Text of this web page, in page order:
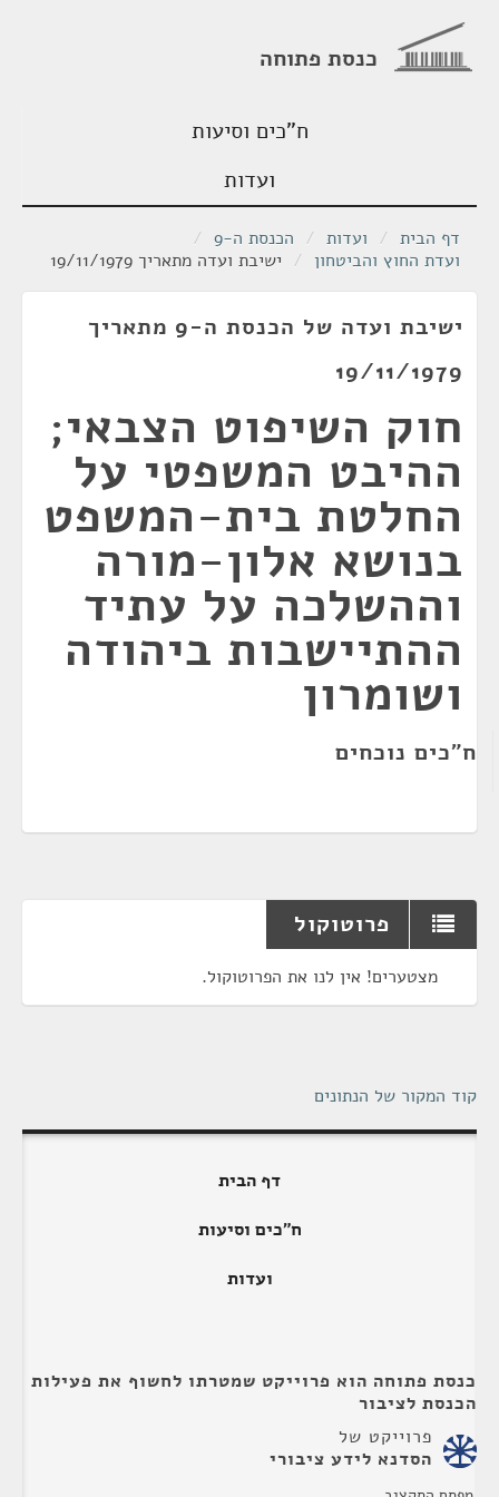
כנסת פתוחה
ח"כים וסיעות
ועדות
דף הבית / ועדות / הכנסת ה-9
/
ועדת החוץ והביטחון / ישיבת ועדה מתאריך 19/11/1979
ישיבת ועדה של הכנסת ה-9 מתאריך
19/11/1979
חוק השיפוט הצבאי;
ההיבט המשפטי על
החלטת בית-המשפט
בנושא אלון-מורה
וההשלכה על עתיד
ההתיישבות ביהודה
ושומרון
ח"כים נוכחים
פרוטוקול
מצטערים! אין לנו את הפרוטוקול.
קוד המקור של הנתונים
דף הבית
ח"כים וסיעות
ועדות
כנסת פתוחה הוא פרוייקט שמטרתו לחשוף את פעילות
הכנסת לציבור
פרוייקט של
הסדנא לידע ציבורי